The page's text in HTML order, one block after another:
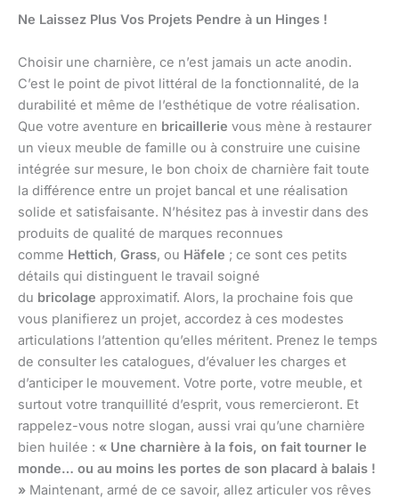
Ne Laissez Plus Vos Projets Pendre à un Hinges !
Choisir une charnière, ce n’est jamais un acte anodin.
C’est le point de pivot littéral de la fonctionnalité, de la
durabilité et même de l’esthétique de votre réalisation.
Que votre aventure en bricaillerie vous mène à restaurer
un vieux meuble de famille ou à construire une cuisine
intégrée sur mesure, le bon choix de charnière fait toute
la différence entre un projet bancal et une réalisation
solide et satisfaisante. N’hésitez pas à investir dans des
produits de qualité de marques reconnues
comme Hettich, Grass, ou Häfele ; ce sont ces petits
détails qui distinguent le travail soigné
du bricolage approximatif. Alors, la prochaine fois que
vous planifierez un projet, accordez à ces modestes
articulations l’attention qu’elles méritent. Prenez le temps
de consulter les catalogues, d’évaluer les charges et
d’anticiper le mouvement. Votre porte, votre meuble, et
surtout votre tranquillité d’esprit, vous remercieront. Et
rappelez-vous notre slogan, aussi vrai qu’une charnière
bien huilée : « Une charnière à la fois, on fait tourner le
monde… ou au moins les portes de son placard à balais !
» Maintenant, armé de ce savoir, allez articuler vos rêves